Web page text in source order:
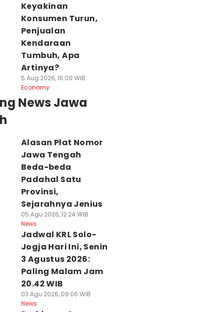
Keyakinan
Konsumen Turun,
Penjualan
Kendaraan
Tumbuh, Apa
Artinya?
5 Aug 2026, 16:00 WIB
Economy
News Jawa
Alasan Plat Nomor
Jawa Tengah
Beda-beda
Padahal Satu
Provinsi,
Sejarahnya Jenius
05 Agu 2026, 12:24 WIB
News
Jadwal KRL Solo-
Jogja Hari Ini, Senin
3 Agustus 2026:
Paling Malam Jam
20.42 WIB
03 Agu 2026, 09:06 WIB
News